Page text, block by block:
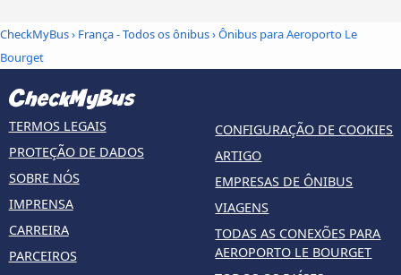
CheckMyBus› França - Todos os ônibus› Ônibus para Aeroporto Le
Bourget
TERMOS LEGAIS
PROTEÇÃO DE DADOS
SOBRE NÓS
IMPRENSA
CARREIRA
PARCEIROS
CONFIGURAÇÃO DE COOKIES
ARTIGO
EMPRESAS DE ÔNIBUS
VIAGENS
TODAS AS CONEXÕES PARA
AEROPORTO LE BOURGET